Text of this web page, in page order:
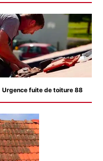
Urgence fuite de toiture 88